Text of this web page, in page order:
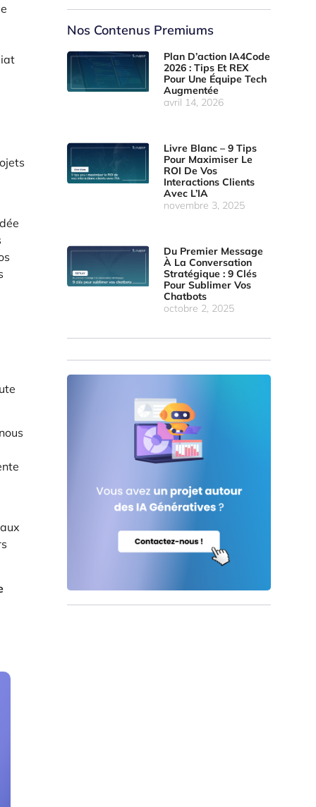
Nos Contenus Premiums
Plan D’action IA4Code
2026 : Tips Et REX
Pour Une Équipe Tech
Augmentée
avril 14, 2026
Livre Blanc – 9 Tips
Pour Maximiser Le
ROI De Vos
Interactions Clients
Avec L’IA
novembre 3, 2025
Du Premier Message
À La Conversation
Stratégique : 9 Clés
Pour Sublimer Vos
Chatbots
octobre 2, 2025